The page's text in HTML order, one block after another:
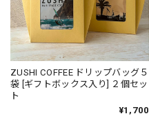
ZUSHI COFFEE ドリップバッグ５
袋 [ギフトボックス入り] ２個セッ
ト
¥1,700